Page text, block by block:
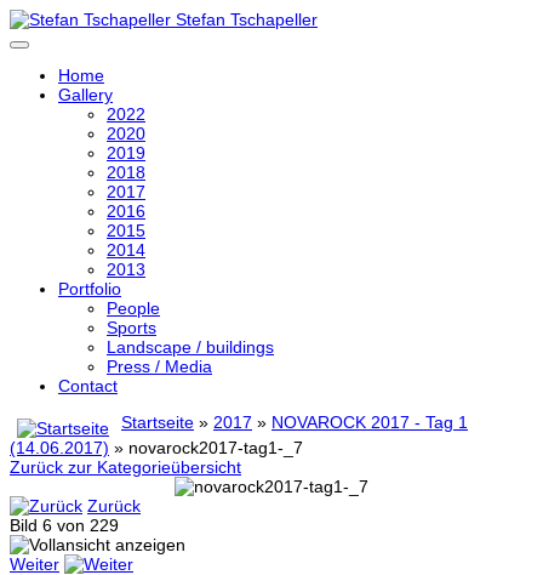
Stefan Tschapeller
Home
Gallery
2022
2020
2019
2018
2017
2016
2015
2014
2013
Portfolio
People
Sports
Landscape / buildings
Press / Media
Contact
Startseite » 2017 » NOVAROCK 2017 - Tag 1
(14.06.2017) » novarock2017-tag1-_7
Zurück zur Kategorieübersicht
Zurück
Bild 6 von 229
Weiter